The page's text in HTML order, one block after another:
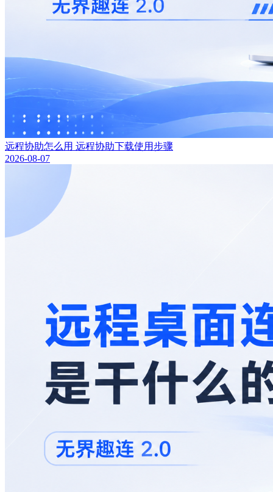
远程协助怎么用 远程协助下载使用步骤
2026-08-07